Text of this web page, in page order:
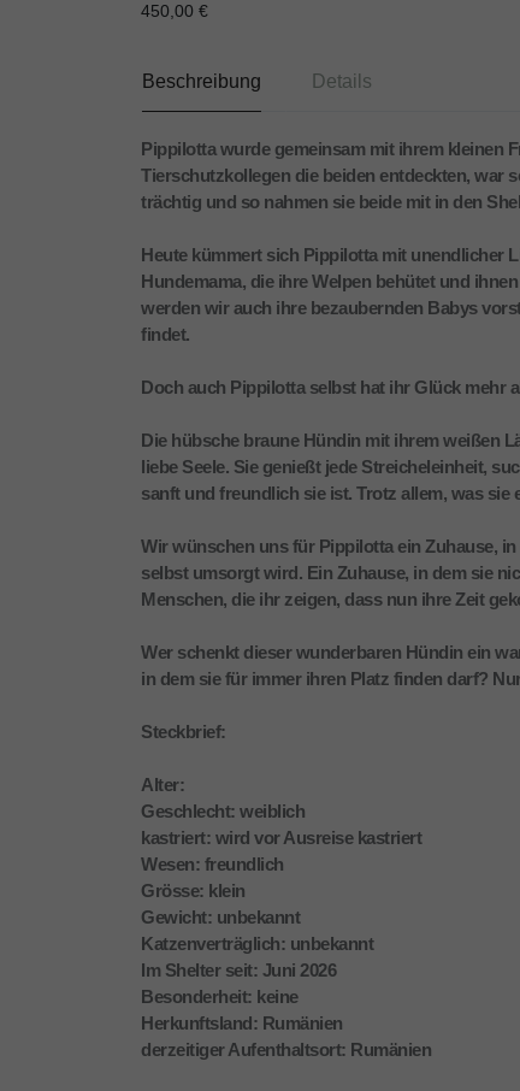
450,00 €
Beschreibung Details
Pippilotta wurde gemeinsam mit ihrem kleinen
Tierschutzkollegen die beiden entdeckten, war
trächtig und so nahmen sie beide mit in den
Heute kümmert sich Pippilotta mit unendlicher
Hundemama, die ihre Welpen behütet und
werden wir auch ihre bezaubernden Babys
findet.
Doch auch Pippilotta selbst hat ihr Glück mehr
Die hübsche braune Hündin mit ihrem weißen
liebe Seele. Sie genießt jede Streicheleinheit,
sanft und freundlich sie ist. Trotz allem, was
Wir wünschen uns für Pippilotta ein Zuhause,
selbst umsorgt wird. Ein Zuhause, in dem sie
Menschen, die ihr zeigen, dass nun ihre Zeit
Wer schenkt dieser wunderbaren Hündin ein
in dem sie für immer ihren Platz finden darf?
Steckbrief:
Alter:
Geschlecht: weiblich
kastriert: wird vor Ausreise kastriert
Wesen: freundlich
Grösse: klein
Gewicht: unbekannt
Katzenverträglich: unbekannt
Im Shelter seit: Juni 2026
Besonderheit: keine
Herkunftsland: Rumänien
derzeitiger Aufenthaltsort: Rumänien